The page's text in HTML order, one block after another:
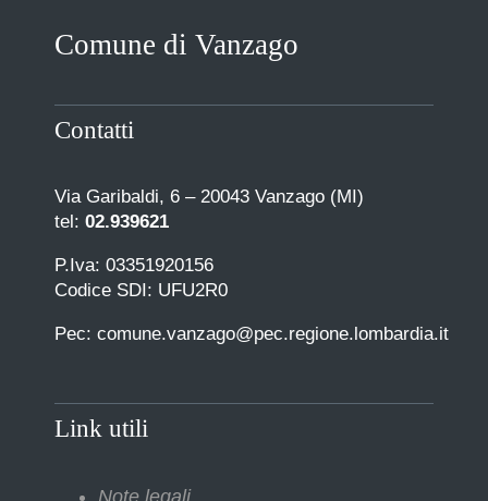
Comune di Vanzago
Contatti
Via Garibaldi, 6 – 20043 Vanzago (MI)
tel: 02.939621
P.Iva: 03351920156
Codice SDI: UFU2R0
Pec: comune.vanzago@pec.regione.lombardia.it
Link utili